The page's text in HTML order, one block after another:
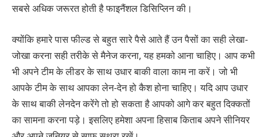
सबसे अधिक जरूरत होती है फाइनैंशल डिसिप्लिन की।
क्योंकि हमारे पास फील्ड से बहुत सारे पैसे आते हैं उन पैसों का सही लेखा-
जोखा करना सही तरीके से मैनेज करना, यह हमको आना चाहिए। आप कभी
भी अपने टीम के लीडर के साथ उधार बाकी वाला काम ना करें। जो भी
आपके टीम के साथ आपका लेन-देन हो कैश होना चाहिए। यदि आप उधार
के साथ बाकी लेनदेन करेंगे तो हो सकता है आपको आगे कर बहुत दिक्कतों
का सामना करना पड़े। इसलिए हमेशा अपना हिसाब किताब अपने सीनियर